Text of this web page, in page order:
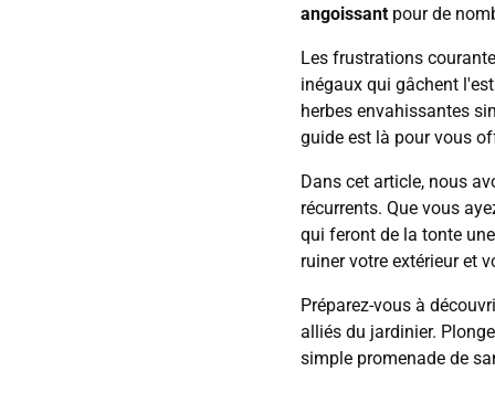
angoissant pour de
Les frustrations
inégaux qui gâchent
herbes envahissantes
guide est là pour vous
Dans cet article, nous
récurrents. Que vous
qui feront de la tonte
ruiner votre extérieur et
Préparez-vous à
alliés du jardinier.
simple promenade de